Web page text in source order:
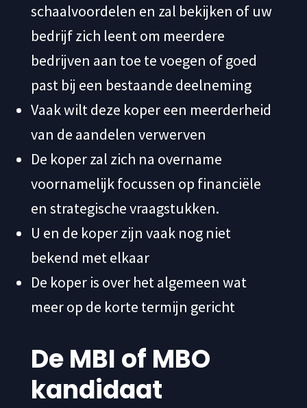
schaalvoordelen en zal bekijken of uw
bedrijf zich leent om meerdere
bedrijven aan toe te voegen of goed
past bij een bestaande deelneming
Vaak wilt deze koper een meerderheid
van de aandelen verwerven
De koper zal zich na overname
voornamelijk focussen op financiële
en strategische vraagstukken.
U en de koper zijn vaak nog niet
bekend met elkaar
De koper is over het algemeen wat
meer op de korte termijn gericht
De MBI of MBO
kandidaat